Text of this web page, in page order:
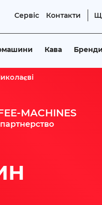
Сервіс Контакти
Кава Бренди
MACHINES